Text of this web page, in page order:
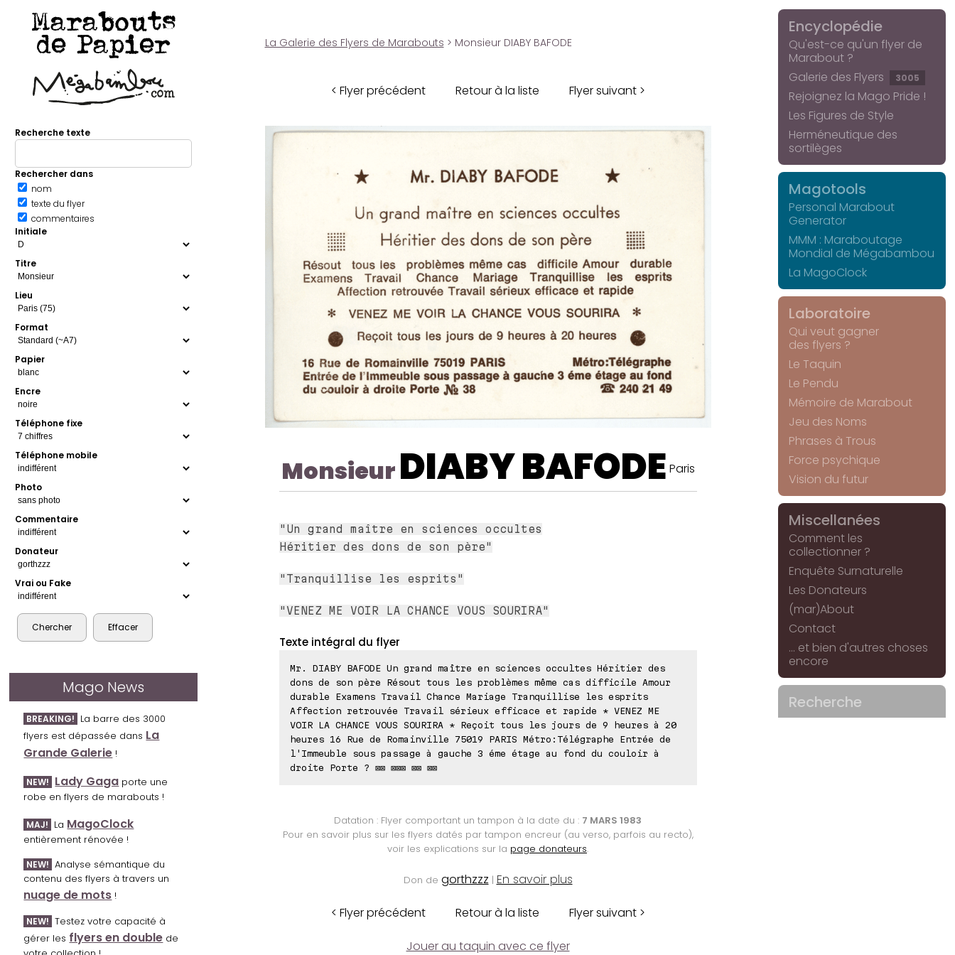
Marabouts
de Papier
Recherche texte
Rechercher dans
nom
texte du flyer
commentaires
Initiale
Titre
Lieu
Format
Papier
Encre
Téléphone fixe
Téléphone mobile
Photo
Commentaire
Donateur
Vrai ou Fake
Mago News
BREAKING! La barre des 3000
flyers est dépassée dans La
Grande Galerie !
NEW! Lady Gaga porte une
robe en flyers de marabouts !
MAJ! La MagoClock
entièrement rénovée !
NEW! Analyse sémantique du
contenu des flyers à travers un
nuage de mots !
NEW! Testez votre capacité à
gérer les flyers en double de
La Galerie des Flyers de Marabouts > Monsieur DIABY BAFODE
< Flyer précédent Retour à la liste Flyer suivant >
MonsieurDIABY BAFODE Paris
"Un grand maître en sciences occultes
Héritier des dons de son père"
"Tranquillise les esprits"
"VENEZ ME VOIR LA CHANCE VOUS SOURIRA"
Texte intégral du flyer
Mr. DIABY BAFODE Un grand maître en sciences occultes Héritier des
dons de son père Résout tous les problèmes même cas difficile Amour
durable Examens Travail Chance Mariage Tranquillise les esprits
Affection retrouvée Travail sérieux efficace et rapide * VENEZ ME
VOIR LA CHANCE VOUS SOURIRA * Reçoit tous les jours de 9 heures à 20
heures 16 Rue de Romainville 75019 PARIS Métro:Télégraphe Entrée de
l'Immeuble sous passage à gauche 3 éme étage au fond du couloir à
droite Porte ? ⊠⊠ ⊠⊠⊠ ⊠⊠ ⊠⊠
Datation : Flyer comportant un tampon à la date du : 7 MARS 1983
Pour en savoir plus sur les flyers datés par tampon encreur (au verso, parfois au recto),
voir les explications sur la page donateurs.
Don de gorthzzz | En savoir plus
< Flyer précédent Retour à la liste Flyer suivant >
Jouer au taquin avec ce flyer
Encyclopédie
Qu'est-ce qu'un flyer de
Marabout ?
Galerie des Flyers
3005
Rejoignez la Mago Pride !
Les Figures de Style
Herméneutique des
sortilèges
Magotools
Personal Marabout
Generator
MMM : Maraboutage
Mondial de Mégabambou
La MagoClock
Laboratoire
Qui veut gagner
des flyers ?
Le Taquin
Le Pendu
Mémoire de Marabout
Jeu des Noms
Phrases à Trous
Force psychique
Vision du futur
Miscellanées
Comment les
collectionner ?
Enquête Surnaturelle
Les Donateurs
(mar)About
Contact
... et bien d'autres choses
encore
Recherche